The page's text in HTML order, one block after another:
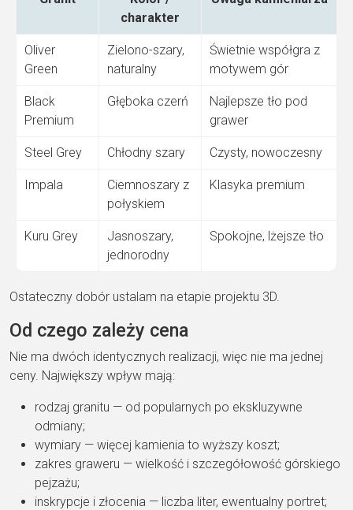
charakter
Oliver
Green
Zielono-szary,
naturalny
Świetnie współgra z
motywem gór
Black
Premium
Głęboka czerń
Najlepsze tło pod
grawer
Steel Grey Chłodny szary Czysty, nowoczesny
Impala
Ciemnoszary z
połyskiem
Klasyka premium
Kuru Grey
Jasnoszary,
jednorodny
Spokojne, lżejsze tło
Ostateczny dobór ustalam na etapie projektu 3D.
Od czego zależy cena
Nie ma dwóch identycznych realizacji, więc nie ma jednej
ceny. Największy wpływ mają:
rodzaj granitu — od popularnych po ekskluzywne
odmiany;
wymiary — więcej kamienia to wyższy koszt;
zakres graweru — wielkość i szczegółowość górskiego
pejzażu;
inskrypcje i złocenia — liczba liter, ewentualny portret;